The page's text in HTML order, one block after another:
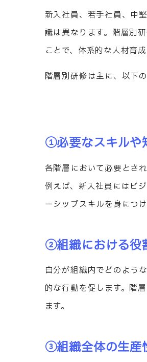
新入社員、若手社員、中
識は異なります。階層別
ことで、体系的な人材育成
階層別研修は主に、以下の
①必要なスキルや
各階層において必要とさ
例えば、新入社員にはビ
ーシップスキルを身につ
②組織における役
自分が組織内でどのよう
的な行動を促します。階
ます。
③組織全体の生産